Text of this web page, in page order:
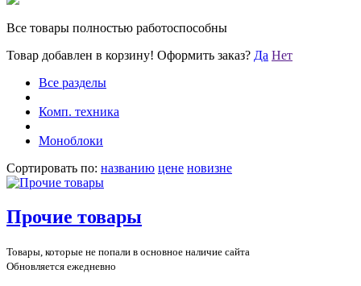
Все товары полностью работоспособны
Товар добавлен в корзину! Оформить заказ? Да Нет
Все разделы
Комп. техника
Моноблоки
Сортировать по: названию цене новизне
Прочие товары
Товары, которые не попали в основное наличие сайта
Обновляется ежедневно